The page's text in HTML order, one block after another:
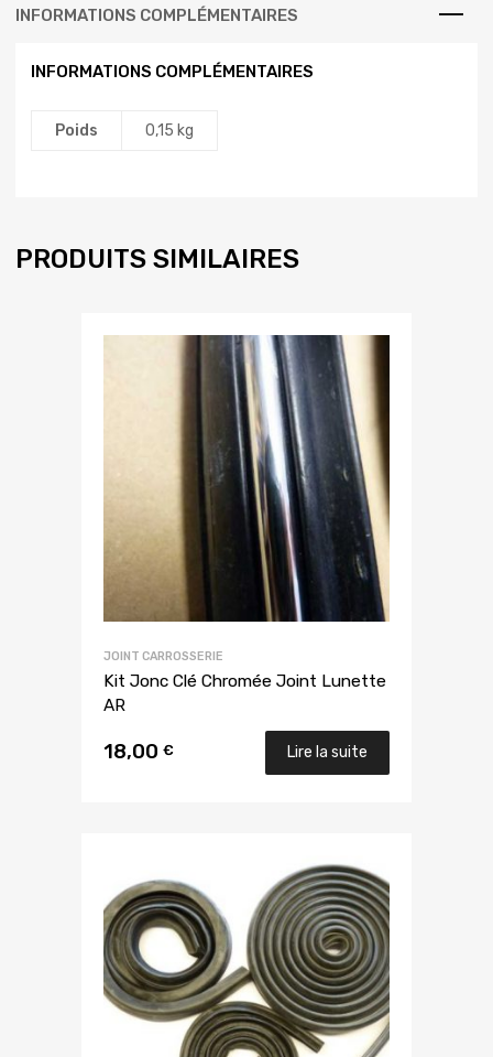
INFORMATIONS COMPLÉMENTAIRES
INFORMATIONS COMPLÉMENTAIRES
Poids 0,15 kg
PRODUITS SIMILAIRES
JOINT CARROSSERIE
Kit Jonc Clé Chromée Joint Lunette
AR
18,00 € Lire la suite